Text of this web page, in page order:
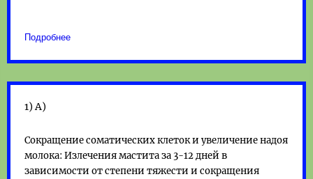
Подробнее
1) А)
Сокращение соматических клеток и увеличение надоя
молока: Излечения мастита за 3-12 дней в
зависимости от степени тяжести и сокращения